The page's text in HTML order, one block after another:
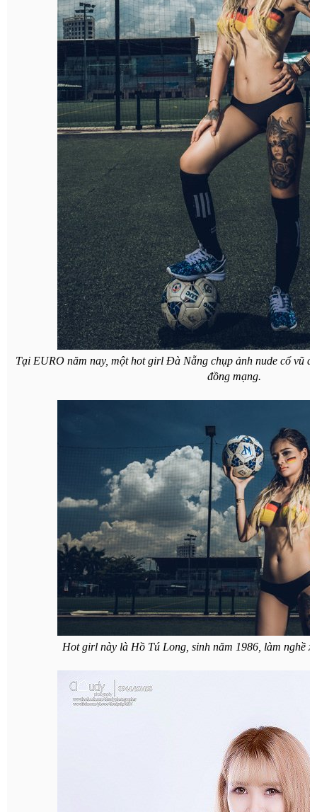
Tại EURO năm nay, một hot girl Đà Nẵng chụp ảnh nude cổ vũ
đồng mạng.
Hot girl này là Hồ Tú Long, sinh năm 1986, làm nghề